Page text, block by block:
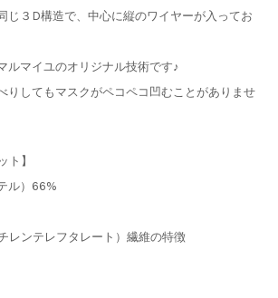
じ３D構造で、中心に縦のワイヤーが入ってお
ルマイユのオリジナル技術です♪
りしてもマスクがペコペコ凹むことがありませ
ト】
ル）66%
レンテレフタレート）繊維の特徴